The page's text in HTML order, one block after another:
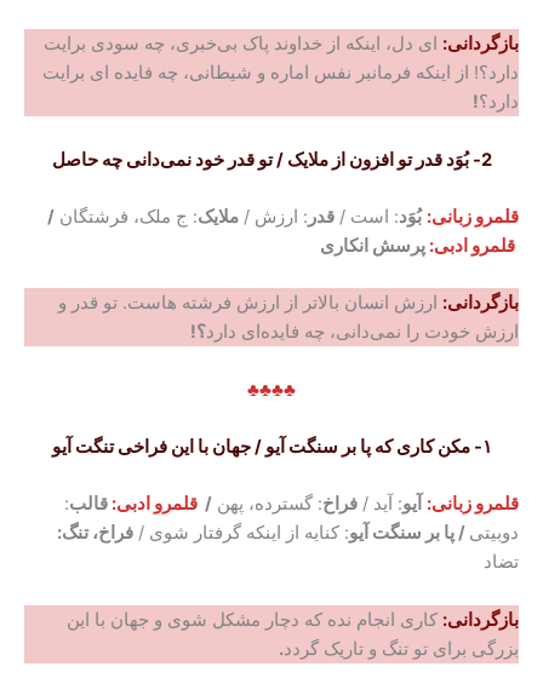
بازگردانی: ای دل، اینکه از خداوند پاک بی‌خبری، چه سودی برایت
دارد؟! از اینکه فرمانبر نفس اماره و شیطانی، چه فایده ای برایت
دارد؟!
2- بُوَد قدر تو افزون از ملایک / تو قدر خود نمی‌دانی چه حاصل
قلمرو زبانی: بُوَد: است / قدر : ارزش / ملایک: ج ملک، فرشتگان /
قلمرو ادبی: پرسش انکاری
بازگردانی: ارزش انسان بالاتر از ارزش فرشته‌ هاست. تو قدر و
ارزش خودت را نمی‌دانی، چه فایده‌ای دارد؟!
♣♣♣♣
۱- مکن کاری که پا بر سنگت آیو / جهان با این فراخی تنگت آیو
قلمرو زبانی: آیو: آید / فراخ: گسترده، پهن / قلمرو ادبی: قالب:
دوبیتی / پا بر سنگت آیو: کنایه از اینکه گرفتار شوی / فراخ، تنگ:
تضاد
بازگردانی: کاری انجام نده که دچار مشکل شوی و جهان با این
بزرگی برای تو تنگ و تاریک گردد.